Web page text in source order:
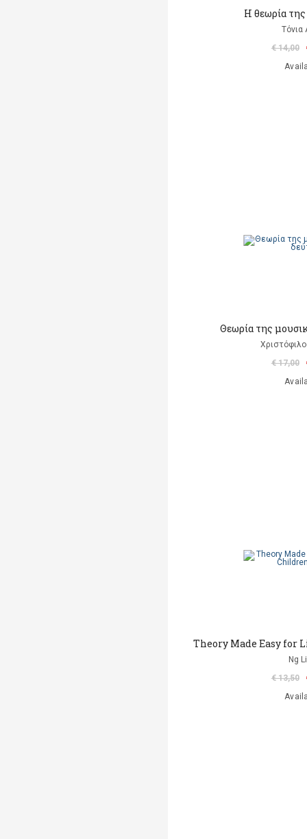
Η θεωρία
Τόνια
€ 14,00
Θεωρία της
€ 17,00
Theory Made Easy for
Ng
€ 13,50